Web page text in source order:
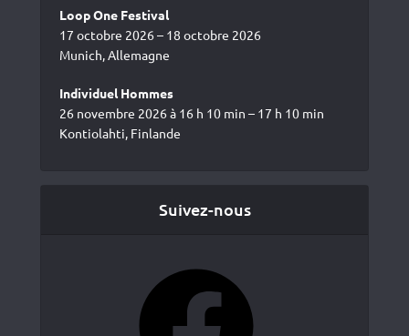
Loop One Festival
17 octobre 2026 – 18 octobre 2026
Munich, Allemagne
Individuel Hommes
26 novembre 2026 à 16 h 10 min – 17 h 10 min
Kontiolahti, Finlande
Suivez-nous